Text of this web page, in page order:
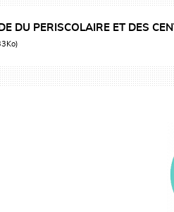
DU PERISCOLAIRE ET DES